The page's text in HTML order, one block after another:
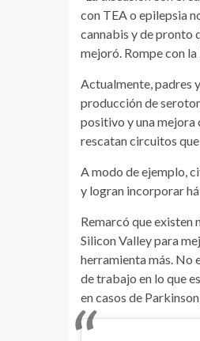
con TEA o epilepsia
cannabis y de pronto
mejoró. Rompe con
Actualmente, padres
producción de
positivo y una mejora
rescatan circuitos
A modo de ejemplo,
y logran incorporar
Remarcó que existen
Silicon Valley para
herramienta más. No
de trabajo en lo que
en casos de